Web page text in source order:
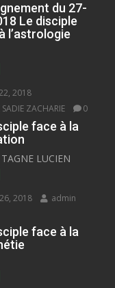
du 27-
Le disciple
l’astrologie
2018
SADIE ZACHARIE
0
face à la
LUCIEN
2018
admin
face à la